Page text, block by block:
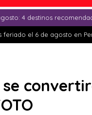
4 destinos
feriado el 6 de agosto en
se